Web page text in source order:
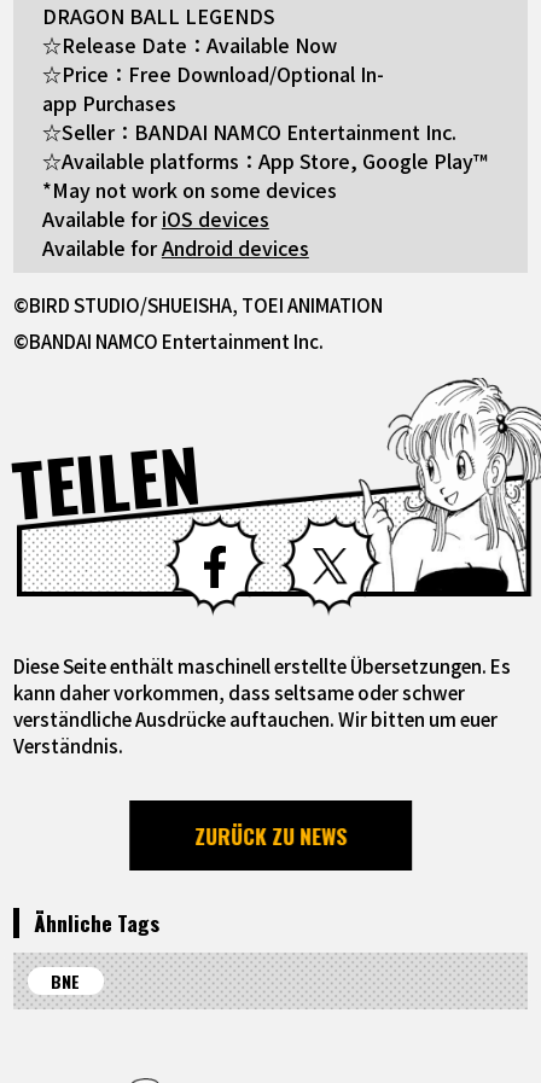
DRAGON BALL LEGENDS
☆Release Date：Available Now
☆Price：Free Download/Optional In-
app Purchases
☆Seller：BANDAI NAMCO Entertainment Inc.
☆Available platforms：App Store, Google Play™
*May not work on some devices
Available foriOS devices
Available forAndroid devices
©BIRD STUDIO/SHUEISHA, TOEI ANIMATION
©BANDAI NAMCO Entertainment Inc.
TEILEN Facebook X
Diese Seite enthält maschinell erstellte Übersetzungen. Es
kann daher vorkommen, dass seltsame oder schwer
verständliche Ausdrücke auftauchen. Wir bitten um euer
Verständnis.
ZURÜCK ZU NEWS
Ähnliche Tags
BNE